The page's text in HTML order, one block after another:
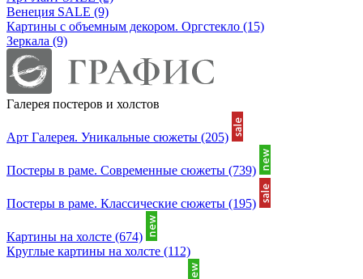
Венеция SALE (9)
Картины с объемным декором. Оргстекло (15)
Зеркала (9)
Галерея постеров и холстов
Арт Галерея. Уникальные сюжеты (205)
Постеры в раме. Современные сюжеты (739)
Постеры в раме. Классические сюжеты (195)
Картины на холсте (674)
Круглые картины на холсте (112)